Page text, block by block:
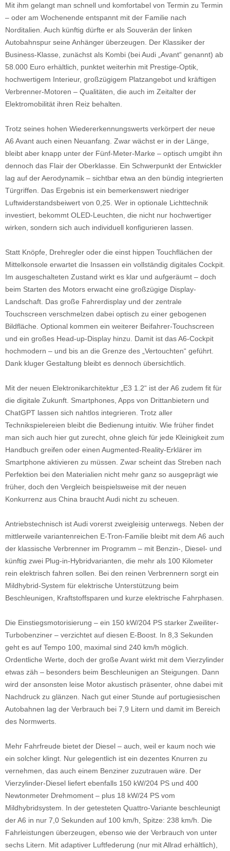
Mit ihm gelangt man schnell und komfortabel von Termin zu Termin
– oder am Wochenende entspannt mit der Familie nach
Norditalien. Auch künftig dürfte er als Souverän der linken
Autobahnspur seine Anhänger überzeugen. Der Klassiker der
Business-Klasse, zunächst als Kombi (bei Audi „Avant“ genannt) ab
58.000 Euro erhältlich, punktet weiterhin mit Prestige-Optik,
hochwertigem Interieur, großzügigem Platzangebot und kräftigen
Verbrenner-Motoren – Qualitäten, die auch im Zeitalter der
Elektromobilität ihren Reiz behalten.
Trotz seines hohen Wiedererkennungswerts verkörpert der neue
A6 Avant auch einen Neuanfang. Zwar wächst er in der Länge,
bleibt aber knapp unter der Fünf-Meter-Marke – optisch umgibt ihn
dennoch das Flair der Oberklasse. Ein Schwerpunkt der Entwickler
lag auf der Aerodynamik – sichtbar etwa an den bündig integrierten
Türgriffen. Das Ergebnis ist ein bemerkenswert niedriger
Luftwiderstandsbeiwert von 0,25. Wer in optionale Lichttechnik
investiert, bekommt OLED-Leuchten, die nicht nur hochwertiger
wirken, sondern sich auch individuell konfigurieren lassen.
Statt Knöpfe, Drehregler oder die einst hippen Touchflächen der
Mittelkonsole erwartet die Insassen ein vollständig digitales Cockpit.
Im ausgeschalteten Zustand wirkt es klar und aufgeräumt – doch
beim Starten des Motors erwacht eine großzügige Display-
Landschaft. Das große Fahrerdisplay und der zentrale
Touchscreen verschmelzen dabei optisch zu einer gebogenen
Bildfläche. Optional kommen ein weiterer Beifahrer-Touchscreen
und ein großes Head-up-Display hinzu. Damit ist das A6-Cockpit
hochmodern – und bis an die Grenze des „Vertouchten“ geführt.
Dank kluger Gestaltung bleibt es dennoch übersichtlich.
Mit der neuen Elektronikarchitektur „E3 1.2“ ist der A6 zudem fit für
die digitale Zukunft. Smartphones, Apps von Drittanbietern und
ChatGPT lassen sich nahtlos integrieren. Trotz aller
Technikspielereien bleibt die Bedienung intuitiv. Wie früher findet
man sich auch hier gut zurecht, ohne gleich für jede Kleinigkeit zum
Handbuch greifen oder einen Augmented-Reality-Erklärer im
Smartphone aktivieren zu müssen. Zwar scheint das Streben nach
Perfektion bei den Materialien nicht mehr ganz so ausgeprägt wie
früher, doch den Vergleich beispielsweise mit der neuen
Konkurrenz aus China braucht Audi nicht zu scheuen.
Antriebstechnisch ist Audi vorerst zweigleisig unterwegs. Neben der
mittlerweile variantenreichen E-Tron-Familie bleibt mit dem A6 auch
der klassische Verbrenner im Programm – mit Benzin-, Diesel- und
künftig zwei Plug-in-Hybridvarianten, die mehr als 100 Kilometer
rein elektrisch fahren sollen. Bei den reinen Verbrennern sorgt ein
Mildhybrid-System für elektrische Unterstützung beim
Beschleunigen, Kraftstoffsparen und kurze elektrische Fahrphasen.
Die Einstiegsmotorisierung – ein 150 kW/204 PS starker Zweiliter-
Turbobenziner – verzichtet auf diesen E-Boost. In 8,3 Sekunden
geht es auf Tempo 100, maximal sind 240 km/h möglich.
Ordentliche Werte, doch der große Avant wirkt mit dem Vierzylinder
etwas zäh – besonders beim Beschleunigen an Steigungen. Dann
wird der ansonsten leise Motor akustisch präsenter, ohne dabei mit
Nachdruck zu glänzen. Nach gut einer Stunde auf portugiesischen
Autobahnen lag der Verbrauch bei 7,9 Litern und damit im Bereich
des Normwerts.
Mehr Fahrfreude bietet der Diesel – auch, weil er kaum noch wie
ein solcher klingt. Nur gelegentlich ist ein dezentes Knurren zu
vernehmen, das auch einem Benziner zuzutrauen wäre. Der
Vierzylinder-Diesel liefert ebenfalls 150 kW/204 PS und 400
Newtonmeter Drehmoment – plus 18 kW/24 PS vom
Mildhybridsystem. In der getesteten Quattro-Variante beschleunigt
der A6 in nur 7,0 Sekunden auf 100 km/h, Spitze: 238 km/h. Die
Fahrleistungen überzeugen, ebenso wie der Verbrauch von unter
sechs Litern. Mit adaptiver Luftfederung (nur mit Allrad erhältlich),